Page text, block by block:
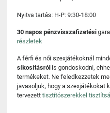
Nyitva tartás: H-P: 9:30-18:00
30 napos pénzvisszafizetési
részletek
A férfi és női szexjátékoknál
síkosításról is gondoskodni,
termékeket. Ne feledkezzetek
javasoljuk, hogy a szexjátékokat
tervezett tisztítószerekkel